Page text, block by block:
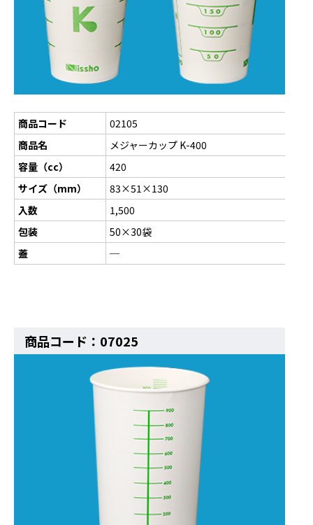
商品コード
02105
商品名
メジャーカップ K-400
容量（cc）
420
サイズ（mm）
83×51×130
入数
1,500
包装
50×30袋
蓋
─
商品コード：07025